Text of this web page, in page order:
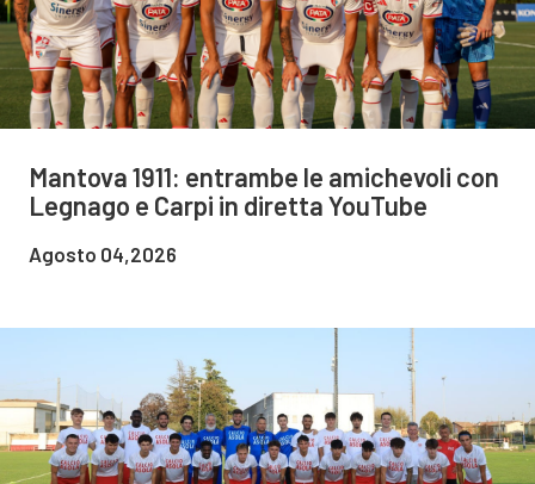
Mantova 1911: entrambe le amichevoli con
Legnago e Carpi in diretta YouTube
Agosto 04,2026